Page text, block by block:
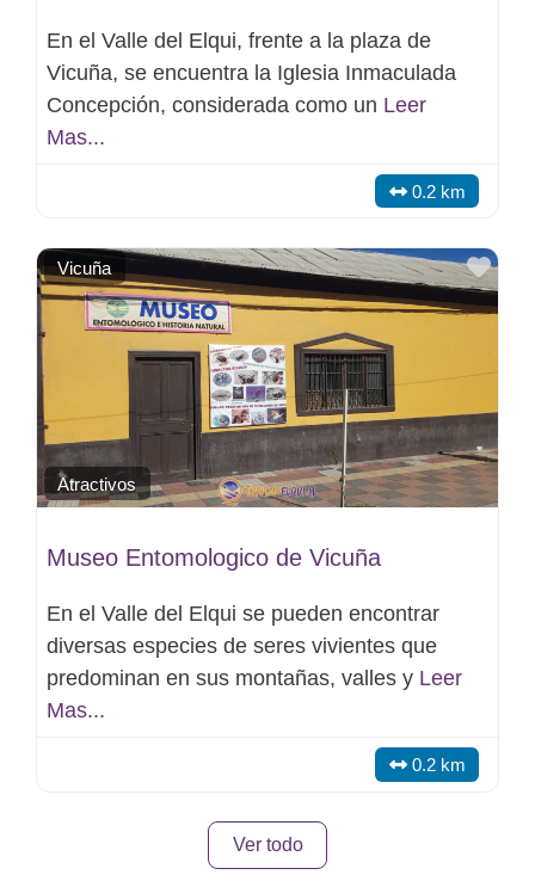
En el Valle del Elqui, frente a la plaza de
Vicuña, se encuentra la Iglesia Inmaculada
Concepción, considerada como un Leer
Mas...
0.2 km
Vicuña
Atractivos
Museo Entomologico de Vicuña
En el Valle del Elqui se pueden encontrar
diversas especies de seres vivientes que
predominan en sus montañas, valles y Leer
Mas...
0.2 km
Ver todo